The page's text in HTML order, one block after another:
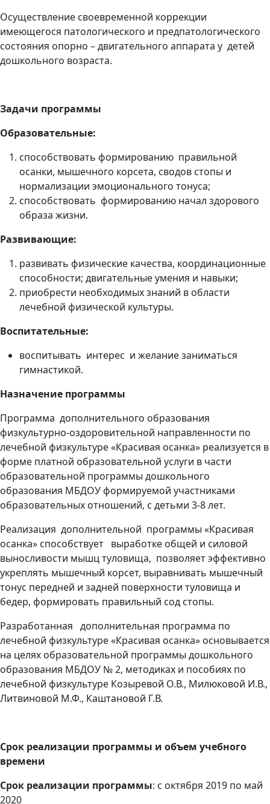
Осуществление своевременной коррекции
имеющегося патологического и предпатологического
состояния опорно – двигательного аппарата у детей
дошкольного возраста.
Задачи программы
Образовательные:
способствовать формированию правильной
осанки, мышечного корсета, сводов стопы и
нормализации эмоционального тонуса;
способствовать формированию начал здорового
образа жизни.
Развивающие:
развивать физические качества, координационные
способности; двигательные умения и навыки;
приобрести необходимых знаний в области
лечебной физической культуры.
Воспитательные:
воспитывать интерес и желание заниматься
гимнастикой.
Назначение программы
Программа дополнительного образования
физкультурно-оздоровительной направленности по
лечебной физкультуре «Красивая осанка» реализуется в
форме платной образовательной услуги в части
образовательной программы дошкольного
образования МБДОУ формируемой участниками
образовательных отношений, с детьми 3-8 лет.
Реализация дополнительной программы «Красивая
осанка» способствует выработке общей и силовой
выносливости мышц туловища, позволяет эффективно
укреплять мышечный корсет, выравнивать мышечный
тонус передней и задней поверхности туловища и
бедер, формировать правильный сод стопы.
Разработанная дополнительная программа по
лечебной физкультуре «Красивая осанка» основывается
на целях образовательной программы дошкольного
образования МБДОУ № 2, методиках и пособиях по
лечебной физкультуре Козыревой О.В., Милюковой И.В.,
Литвиновой М.Ф., Каштановой Г.В.
Срок реализации программы и объем учебного
времени
Срок реализации программы: с октября 2019 по май
2020